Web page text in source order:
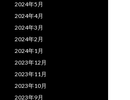
2024年5月
2024年4月
2024年3月
2024年2月
2024年1月
2023年12月
2023年11月
2023年10月
2023年9月